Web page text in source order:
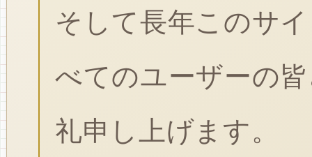
そして長年このサ
べてのユーザーの
礼申し上げます。